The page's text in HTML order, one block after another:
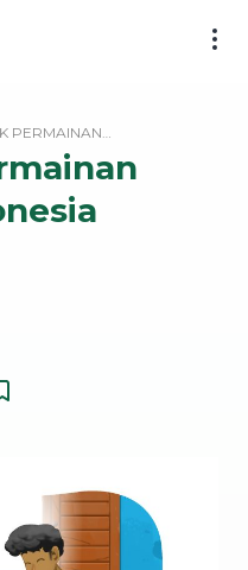
PERMAINAN…